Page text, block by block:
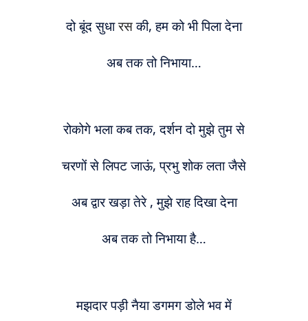
दो बूंद सुधारसकी, हम को भी पिला देना
अब तक तो निभाया…
रोकोगे भला कब तक, दर्शन दो मुझे तुम से
चरणों से लिपट जाऊं, प्रभु शोक लता जैसे
अब द्वार खड़ा तेरे , मुझे राह दिखा देना
अब तक तो निभाया है…
मझदार पड़ी नैया डगमग डोले भव में